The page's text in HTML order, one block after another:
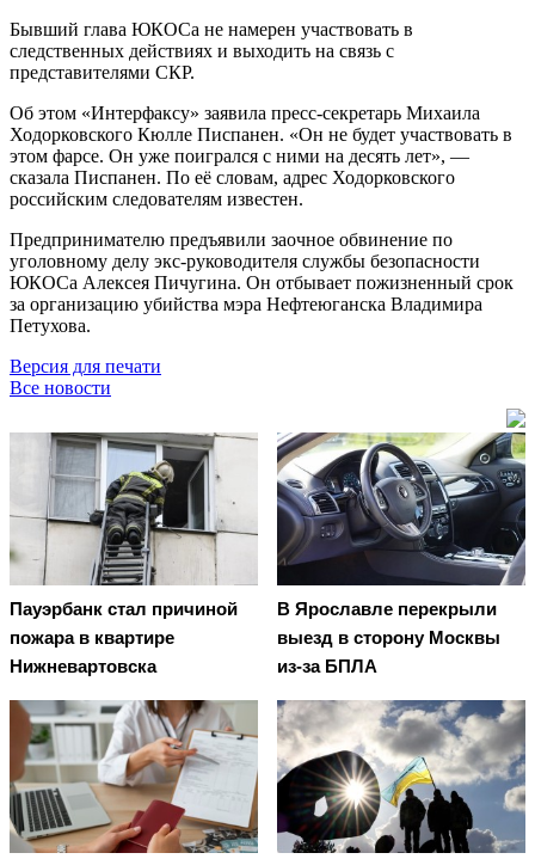
Бывший глава ЮКОСа не намерен участвовать в
следственных действиях и выходить на связь с
представителями СКР.
Об этом «Интерфаксу» заявила пресс-секретарь Михаила
Ходорковского Кюлле Писпанен. «Он не будет участвовать в
этом фарсе. Он уже поигрался с ними на десять лет», —
сказала Писпанен. По её словам, адрес Ходорковского
российским следователям известен.
Предпринимателю предъявили заочное обвинение по
уголовному делу экс-руководителя службы безопасности
ЮКОСа Алексея Пичугина. Он отбывает пожизненный срок
за организацию убийства мэра Нефтеюганска Владимира
Петухова.
Версия для печати
Все новости
Пауэрбанк стал причиной
пожара в квартире
Нижневартовска
В Ярославле перекрыли
выезд в сторону Москвы
из-за БПЛА